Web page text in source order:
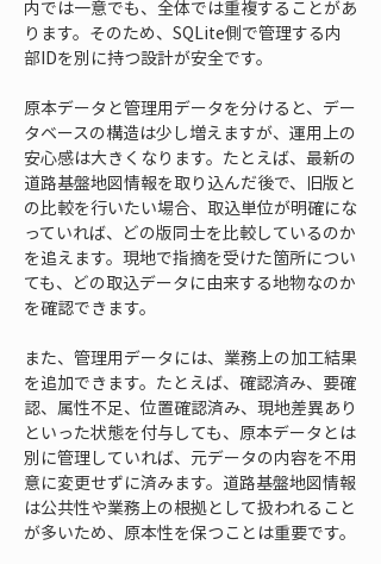
内では一意でも、全体では重複することがあ
ります。そのため、SQLite側で管理する内
部IDを別に持つ設計が安全です。
原本データと管理用データを分けると、デー
タベースの構造は少し増えますが、運用上の
安心感は大きくなります。たとえば、最新の
道路基盤地図情報を取り込んだ後で、旧版と
の比較を行いたい場合、取込単位が明確にな
っていれば、どの版同士を比較しているのか
を追えます。現地で指摘を受けた箇所につい
ても、どの取込データに由来する地物なのか
を確認できます。
また、管理用データには、業務上の加工結果
を追加できます。たとえば、確認済み、要確
認、属性不足、位置確認済み、現地差異あり
といった状態を付与しても、原本データとは
別に管理していれば、元データの内容を不用
意に変更せずに済みます。道路基盤地図情報
は公共性や業務上の根拠として扱われること
が多いため、原本性を保つことは重要です。